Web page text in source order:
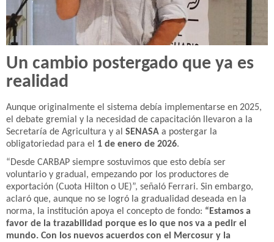
Un cambio postergado que ya es
realidad
Aunque originalmente el sistema debía implementarse en 2025,
el debate gremial y la necesidad de capacitación llevaron a la
Secretaría de Agricultura y al SENASA a postergar la
obligatoriedad para el 1 de enero de 2026.
“Desde CARBAP siempre sostuvimos que esto debía ser
voluntario y gradual, empezando por los productores de
exportación (Cuota Hilton o UE)”, señaló Ferrari. Sin embargo,
aclaró que, aunque no se logró la gradualidad deseada en la
norma, la institución apoya el concepto de fondo: “Estamos a
favor de la trazabilidad porque es lo que nos va a pedir el
mundo. Con los nuevos acuerdos con el Mercosur y la